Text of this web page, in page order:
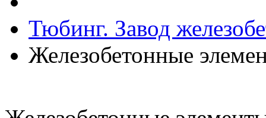
Тюбинг. Завод
Железобетонные